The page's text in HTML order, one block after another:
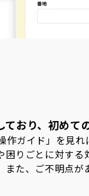
おり、初めて
作ガイド」を見れ
りごとに対する
また、ご不明点が